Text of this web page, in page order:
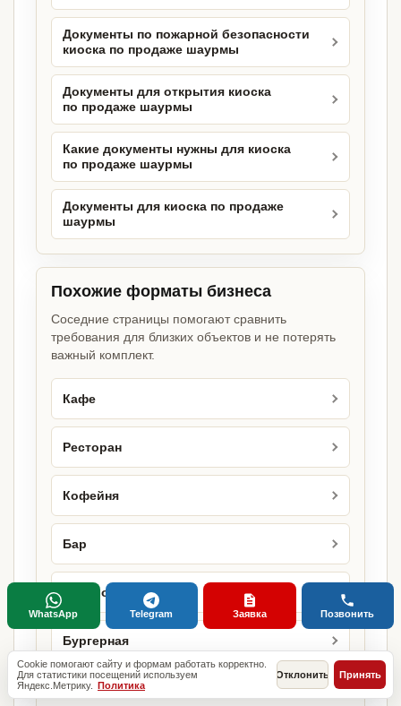
Документы по пожарной безопасности
киоска по продаже шаурмы
Документы для открытия киоска
по продаже шаурмы
Какие документы нужны для киоска
по продаже шаурмы
Документы для киоска по продаже
шаурмы
Похожие форматы бизнеса
Соседние страницы помогают сравнить
требования для близких объектов и не потерять
важный комплект.
Кафе
Ресторан
Кофейня
Бар
Бистро
Бургерная
Cookie помогают сайту и формам работать корректно.
Для статистики посещений используем
Яндекс.Метрику. Политика
Отклонить Принять
WhatsApp Telegram Заявка Позвонить